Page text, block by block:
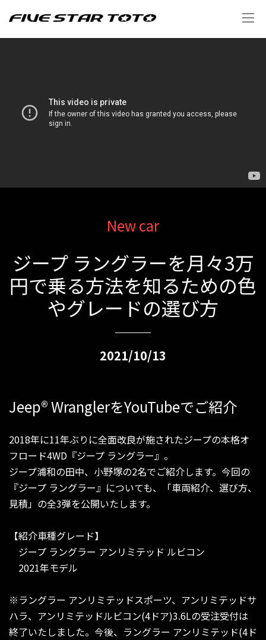
New car
ジープ ラングラーを月々3万
円で乗る方法を知るための色
やグレードの選び方
2021/10/13
Jeep®WranglerをYouTubeでご紹介
2018年に11年ぶりに全面改良が施されたジープの本格オ
フロード4WD『ジープ ラングラー』。
ジープ浦和の田中、小野塚の2名でご紹介します。今回の
『ジープ ラングラー』についても、「車両紹介、選び方、
見積」の全3弾を公開いたします。
【紹介車種グレード】
ジープ ラングラー アンリミテッド ルビコン
2021年モデル
※ラングラー アンリミテッドスポーツ、アンリミテッドサ
ハラ、アンリミテッドルビコン(4ドア)3.6Lの受注受付は
終了いたしました。今後、ラングラー アンリミテッド(4ド